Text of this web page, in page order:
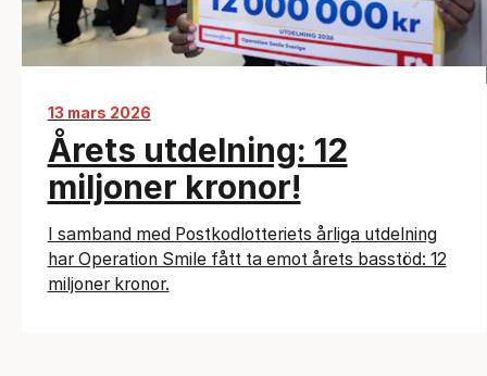
13 mars 2026
Årets utdelning: 12
miljoner kronor!
I samband med Postkodlotteriets årliga utdelning
har Operation Smile fått ta emot årets basstöd: 12
miljoner kronor.